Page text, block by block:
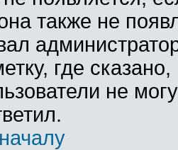
также не
где
не